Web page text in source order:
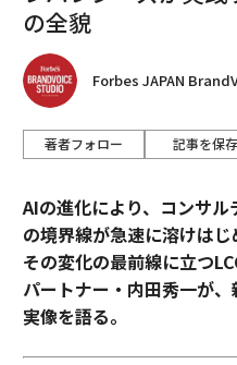
の全貌
Forbes JAPAN
著者フォロー 記事を保存
AIの進化により、コンサ
の境界線が急速に溶けはじ
その変化の最前線に立つ
パートナー・内田秀一が
実像を語る。